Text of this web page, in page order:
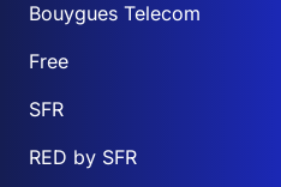
Bouygues Telecom
Free
SFR
RED by SFR